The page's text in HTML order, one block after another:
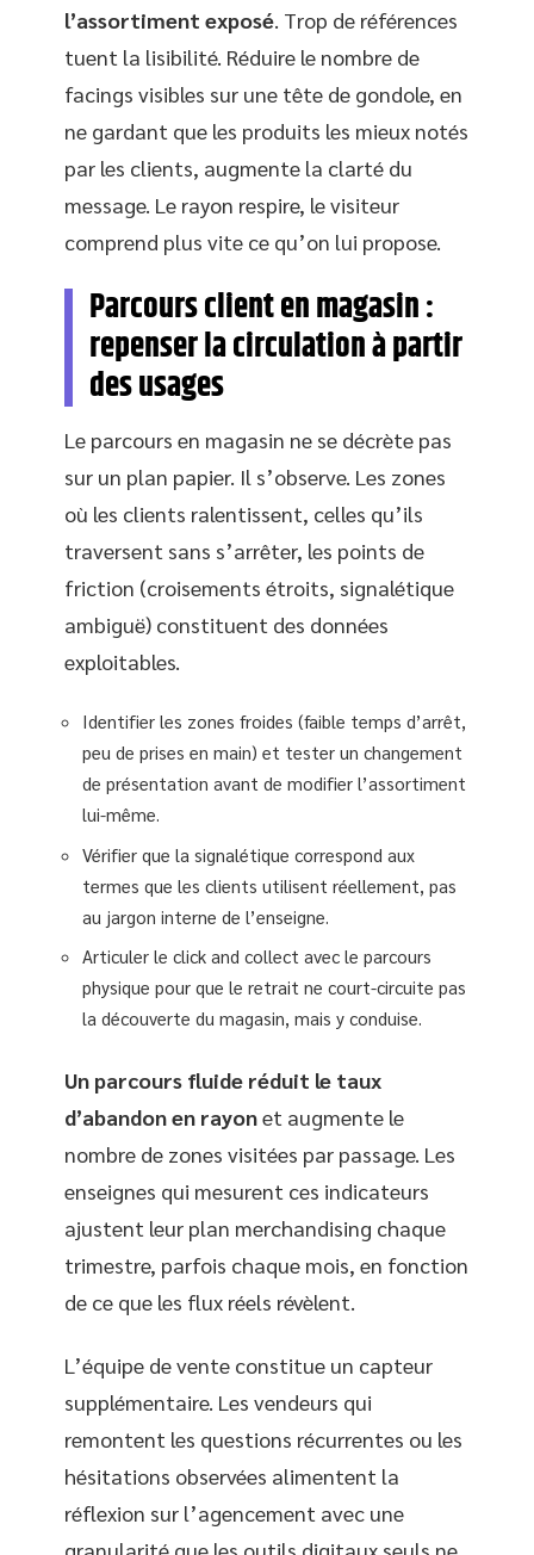
l’assortiment exposé . Trop de références
tuent la lisibilité. Réduire le nombre de
facings visibles sur une tête de gondole, en
ne gardant que les produits les mieux notés
par les clients, augmente la clarté du
message. Le rayon respire, le visiteur
comprend plus vite ce qu’on lui propose.
Parcours client en magasin :
repenser la circulation à partir
des usages
Le parcours en magasin ne se décrète pas
sur un plan papier. Il s’observe. Les zones
où les clients ralentissent, celles qu’ils
traversent sans s’arrêter, les points de
friction (croisements étroits, signalétique
ambiguë) constituent des données
exploitables.
Identifier les zones froides (faible temps d’arrêt,
peu de prises en main) et tester un changement
de présentation avant de modifier l’assortiment
lui-même.
Vérifier que la signalétique correspond aux
termes que les clients utilisent réellement, pas
au jargon interne de l’enseigne.
Articuler le click and collect avec le parcours
physique pour que le retrait ne court-circuite pas
la découverte du magasin, mais y conduise.
Un parcours fluide réduit le taux
d’abandon en rayonet augmente le
nombre de zones visitées par passage. Les
enseignes qui mesurent ces indicateurs
ajustent leur plan merchandising chaque
trimestre, parfois chaque mois, en fonction
de ce que les flux réels révèlent.
L’équipe de vente constitue un capteur
supplémentaire. Les vendeurs qui
remontent les questions récurrentes ou les
hésitations observées alimentent la
réflexion sur l’agencement avec une